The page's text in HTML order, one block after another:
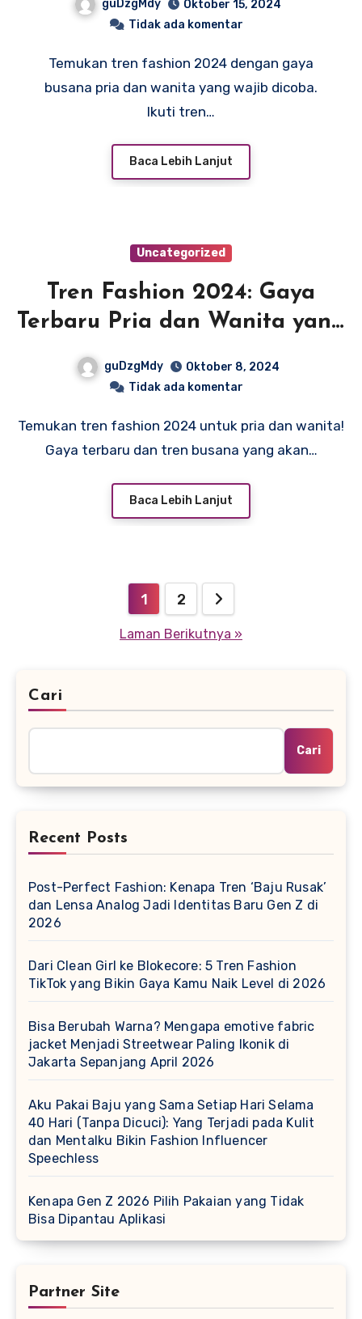
guDzgMdy
Oktober 15, 2024
Tidak ada komentar
Temukan tren fashion 2024 dengan gaya
busana pria dan wanita yang wajib dicoba.
Ikuti tren…
Baca Lebih Lanjut
Uncategorized
Tren Fashion 2024: Gaya
Terbaru Pria dan Wanita yang
Mengguncang Dunia
guDzgMdy
Oktober 8, 2024
Tidak ada komentar
Temukan tren fashion 2024 untuk pria dan wanita!
Gaya terbaru dan tren busana yang akan…
Baca Lebih Lanjut
1 2
Laman Berikutnya »
Cari
Cari
Recent Posts
Post-Perfect Fashion: Kenapa Tren ‘Baju Rusak’
dan Lensa Analog Jadi Identitas Baru Gen Z di
2026
Dari Clean Girl ke Blokecore: 5 Tren Fashion
TikTok yang Bikin Gaya Kamu Naik Level di 2026
Bisa Berubah Warna? Mengapa emotive fabric
jacket Menjadi Streetwear Paling Ikonik di
Jakarta Sepanjang April 2026
Aku Pakai Baju yang Sama Setiap Hari Selama
40 Hari (Tanpa Dicuci): Yang Terjadi pada Kulit
dan Mentalku Bikin Fashion Influencer
Speechless
Kenapa Gen Z 2026 Pilih Pakaian yang Tidak
Bisa Dipantau Aplikasi
Partner Site